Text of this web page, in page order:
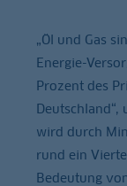
„Öl und Gas
Energie-
Prozent des
wird durch
rund ein
Bedeutung